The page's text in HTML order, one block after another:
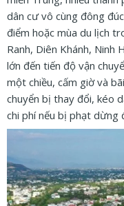
dân cư vô cùng đông
điểm hoặc mùa du lịch
Ranh, Diên Khánh,
lớn đến tiến độ vận
một chiều, cấm giờ và
chuyển bị thay đổi, kéo
chi phí nếu bị phạt dừng